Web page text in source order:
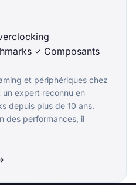
Composants
et périphériques chez
un expert reconnu en
depuis plus de 10 ans.
des performances, il